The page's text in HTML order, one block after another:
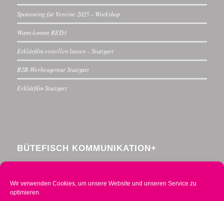
Wir verwenden Cookies, um unsere Website und unseren Service zu
optimieren.
Sponsoring für Vereine 2025 – Workshop
Wann kommt RED3
Erklärfilm erstellen lassen – Stuttgart
B2B-Werbeagentur Stuttgart
Erklärfilm Stuttgart
BÜTEFISCH KOMMUNIKATION+
Telefon 0711 234376-0